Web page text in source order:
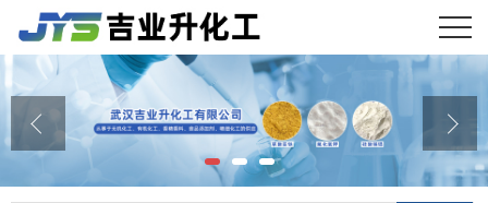
公司首页
公司介绍